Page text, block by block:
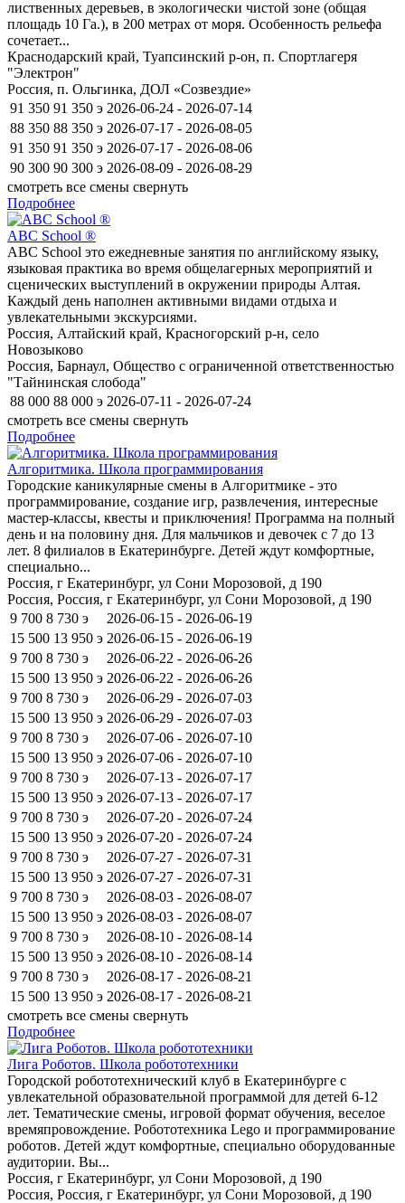
лиственных деревьев, в экологически чистой зоне (общая
площадь 10 Га.), в 200 метрах от моря. Особенность рельефа
сочетает...
Краснодарский край, Туапсинский р-он, п. Спортлагеря
"Электрон"
Россия, п. Ольгинка, ДОЛ «Созвездие»
91 350 91 350 э 2026-06-24 - 2026-07-14
88 350 88 350 э 2026-07-17 - 2026-08-05
91 350 91 350 э 2026-07-17 - 2026-08-06
90 300 90 300 э 2026-08-09 - 2026-08-29
смотреть все смены свернуть
Подробнее
ABC School ®
ABC School это ежедневные занятия по английскому языку,
языковая практика во время общелагерных мероприятий и
сценических выступлений в окружении природы Алтая.
Каждый день наполнен активными видами отдыха и
увлекательными экскурсиями.
Россия, Алтайский край, Красногорский р-н, село
Новозыково
Россия, Барнаул, Общество с ограниченной ответственностью
"Тайнинская слобода"
88 000 88 000 э 2026-07-11 - 2026-07-24
смотреть все смены свернуть
Подробнее
Алгоритмика. Школа программирования
Городские каникулярные смены в Алгоритмике - это
программирование, создание игр, развлечения, интересные
мастер-классы, квесты и приключения! Программа на полный
день и на половину дня. Для мальчиков и девочек с 7 до 13
лет. 8 филиалов в Екатеринбурге. Детей ждут комфортные,
специально...
Россия, г Екатеринбург, ул Сони Морозовой, д 190
Россия, Россия, г Екатеринбург, ул Сони Морозовой, д 190
9 700 8 730 э
2026-06-15 - 2026-06-19
15 500 13 950 э 2026-06-15 - 2026-06-19
9 700 8 730 э
2026-06-22 - 2026-06-26
15 500 13 950 э 2026-06-22 - 2026-06-26
9 700 8 730 э
2026-06-29 - 2026-07-03
15 500 13 950 э 2026-06-29 - 2026-07-03
9 700 8 730 э
2026-07-06 - 2026-07-10
15 500 13 950 э 2026-07-06 - 2026-07-10
9 700 8 730 э
2026-07-13 - 2026-07-17
15 500 13 950 э 2026-07-13 - 2026-07-17
9 700 8 730 э
2026-07-20 - 2026-07-24
15 500 13 950 э 2026-07-20 - 2026-07-24
9 700 8 730 э
2026-07-27 - 2026-07-31
15 500 13 950 э 2026-07-27 - 2026-07-31
9 700 8 730 э
2026-08-03 - 2026-08-07
15 500 13 950 э 2026-08-03 - 2026-08-07
9 700 8 730 э
2026-08-10 - 2026-08-14
15 500 13 950 э 2026-08-10 - 2026-08-14
9 700 8 730 э
2026-08-17 - 2026-08-21
15 500 13 950 э 2026-08-17 - 2026-08-21
смотреть все смены свернуть
Подробнее
Лига Роботов. Школа робототехники
Городской робототехнический клуб в Екатеринбурге с
увлекательной образовательной программой для детей 6-12
лет. Тематические смены, игровой формат обучения, веселое
времяпровождение. Робототехника Lego и программирование
роботов. Детей ждут комфортные, специально оборудованные
аудитории. Вы...
Россия, г Екатеринбург, ул Сони Морозовой, д 190
Россия, Россия, г Екатеринбург, ул Сони Морозовой, д 190